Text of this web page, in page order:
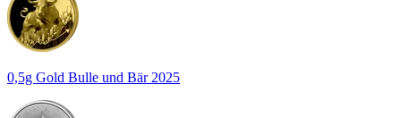
0,5g Gold Bulle und Bär 2025